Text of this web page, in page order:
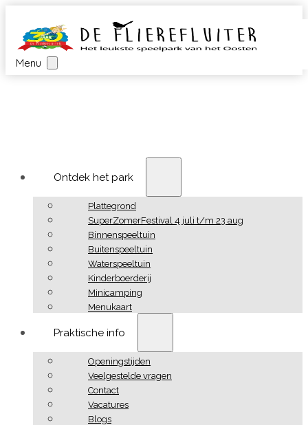
Menu
Ontdek het park
Plattegrond
SuperZomerFestival 4 juli t/m 23 aug
Binnenspeeltuin
Buitenspeeltuin
Waterspeeltuin
Kinderboerderij
Minicamping
Menukaart
Praktische info
Openingstijden
Veelgestelde vragen
Contact
Vacatures
Blogs